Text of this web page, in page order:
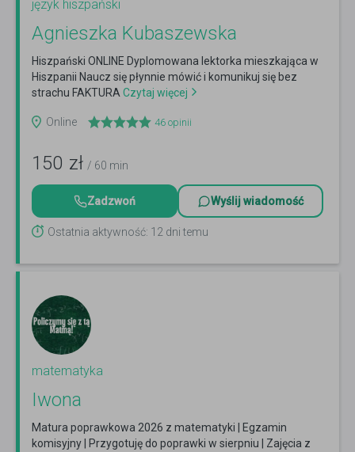
język hiszpański
Agnieszka Kubaszewska
Hiszpański ONLINE Dyplomowana lektorka mieszkająca w
Hiszpanii Naucz się płynnie mówić i komunikuj się bez
strachu FAKTURACzytaj więcej
Online 46 opinii
150 zł / 60 min
Zadzwoń Wyślij wiadomość
Ostatnia aktywność: 12 dni temu
matematyka
Iwona
Matura poprawkowa 2026 z matematyki | Egzamin
komisyjny | Przygotuję do poprawki w sierpniu | Zajęcia z